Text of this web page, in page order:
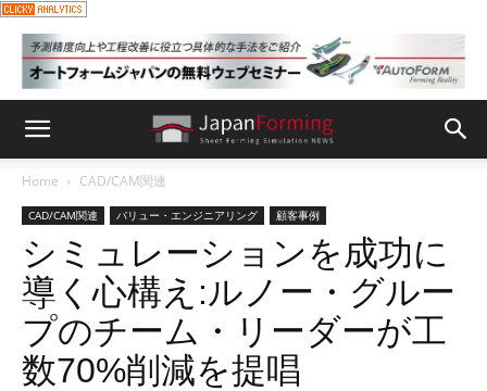
Home CAD/CAM関連
CAD/CAM関連 バリュー・エンジニアリング 顧客事例
シミュレーションを成功に
導く心構え:ルノー・グルー
プのチーム・リーダーが工
数70%削減を提唱